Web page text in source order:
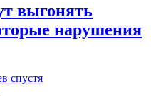
выгонять
нарушения
спустя